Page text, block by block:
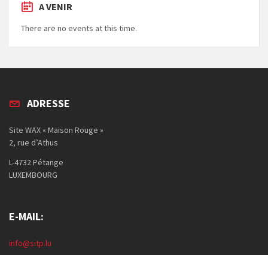
A VENIR
There are no events at this time.
ADRESSE
Site WAX « Maison Rouge »
2, rue d’Athus
L-4732 Pétange
LUXEMBOURG
E-MAIL:
info@sitp.lu